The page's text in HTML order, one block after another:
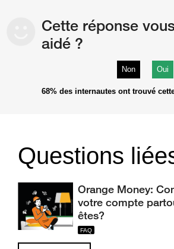
Cette réponse
aidé ?
Non Oui
68% des internautes ont trouvé
Questions
Orange Money:
votre compte
êtes?